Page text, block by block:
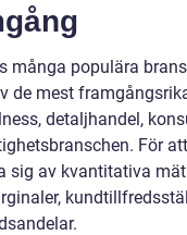
många populära
de mest
detaljhandel,
För
sig av kvantitativa